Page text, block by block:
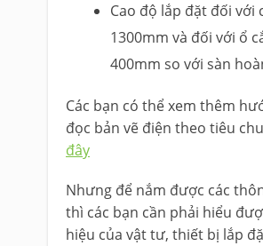
Cao độ lắp đặt đối với
1300mm và đối với ổ
400mm so với sàn
Các bạn có thể xem thêm
đọc bản vẽ điện theo tiêu
đây
Nhưng để nắm được các
thì các bạn cần phải hiểu
hiệu của vật tư, thiết bị lắp